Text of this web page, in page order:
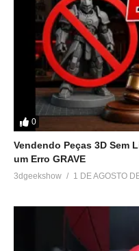
0
Vendendo Peças 3D Sem
um Erro GRAVE
3dgeekshow 1 DE AGOSTO